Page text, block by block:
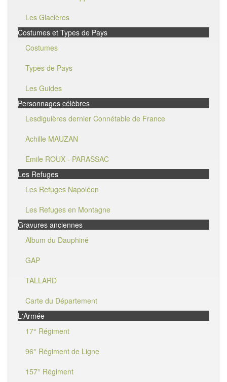
Les Glacières
Costumes et Types de Pays
Costumes
Types de Pays
Les Guides
Personnages célèbres
Lesdiguières dernier Connétable de France
Achille MAUZAN
Emile ROUX - PARASSAC
Les Refuges
Les Refuges Napoléon
Les Refuges en Montagne
Gravures anciennes
Album du Dauphiné
GAP
TALLARD
Carte du Département
L'Armée
17° Régiment
96° Régiment de Ligne
157° Régiment